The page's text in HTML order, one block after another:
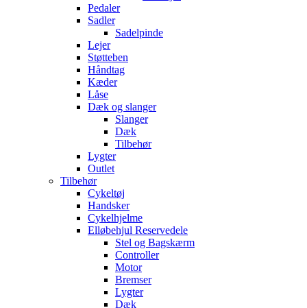
Pedaler
Sadler
Sadelpinde
Lejer
Støtteben
Håndtag
Kæder
Låse
Dæk og slanger
Slanger
Dæk
Tilbehør
Lygter
Outlet
Tilbehør
Cykeltøj
Handsker
Cykelhjelme
Elløbehjul Reservedele
Stel og Bagskærm
Controller
Motor
Bremser
Lygter
Dæk